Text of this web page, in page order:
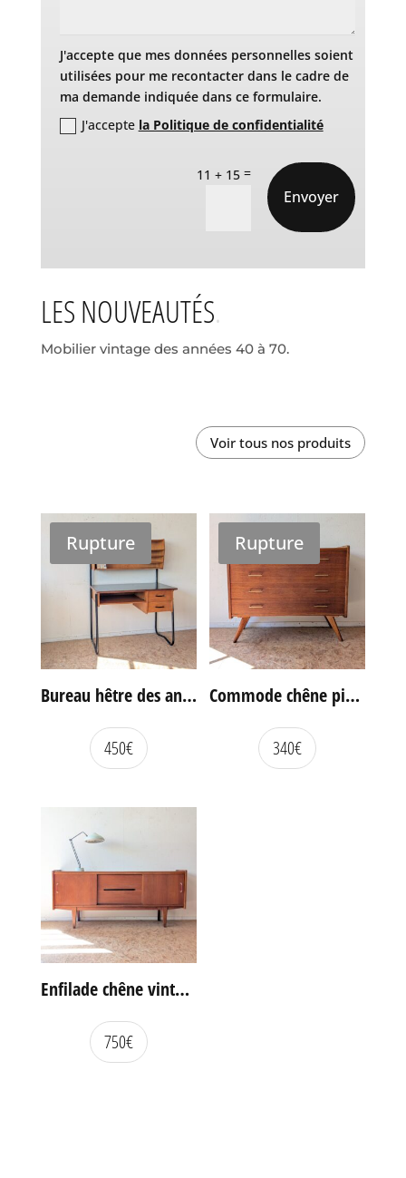
J'accepte que mes données personnelles soient
utilisées pour me recontacter dans le cadre de
ma demande indiquée dans ce formulaire.
J'accepte la Politique de confidentialité
11 + 15 =
Envoyer
LES NOUVEAUTÉS
Mobilier vintage des années 40 à 70.
Voir tous nos produits
Rupture
Bureau hêtre des années 60
450€
Rupture
Commode chêne pieds compas vintage
340€
Enfilade chêne vintage portes coulissantes
750€